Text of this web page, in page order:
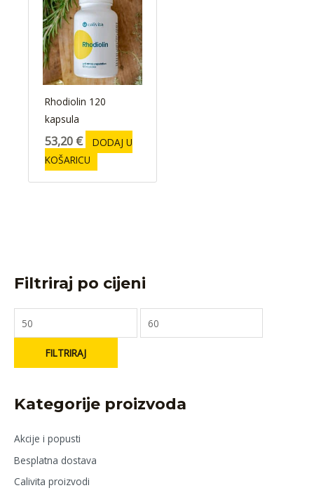
Filtriraj po cijeni
FILTRIRAJ
Kategorije proizvoda
Akcije i popusti
Besplatna dostava
Calivita proizvodi
Rhodiolin 120
kapsula
53,20 €
DODAJ U
KOŠARICU